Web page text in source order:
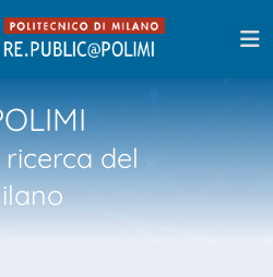
del